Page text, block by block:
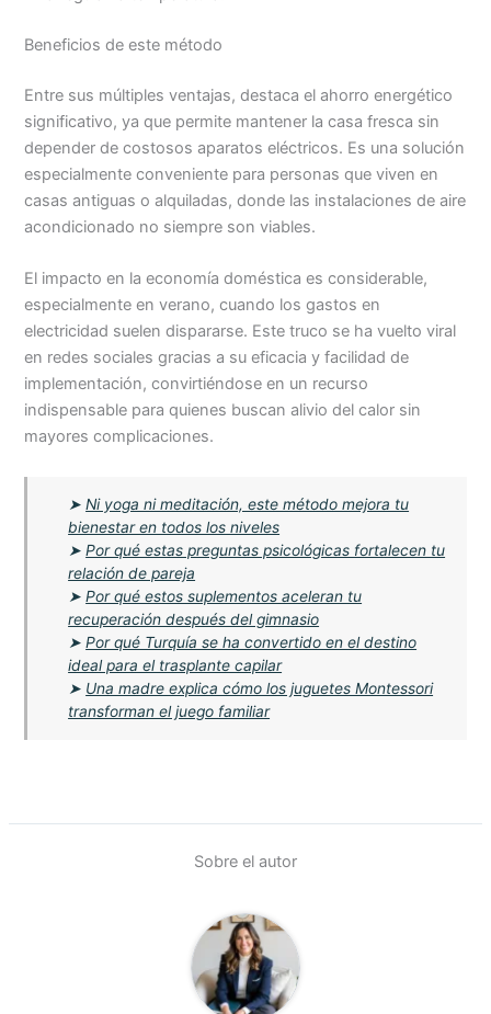
Beneficios de este método
Entre sus múltiples ventajas, destaca el ahorro energético
significativo, ya que permite mantener la casa fresca sin
depender de costosos aparatos eléctricos. Es una solución
especialmente conveniente para personas que viven en
casas antiguas o alquiladas, donde las instalaciones de aire
acondicionado no siempre son viables.
El impacto en la economía doméstica es considerable,
especialmente en verano, cuando los gastos en
electricidad suelen dispararse. Este truco se ha vuelto viral
en redes sociales gracias a su eficacia y facilidad de
implementación, convirtiéndose en un recurso
indispensable para quienes buscan alivio del calor sin
mayores complicaciones.
➤Ni yoga ni meditación, este método mejora tu
bienestar en todos los niveles
➤Por qué estas preguntas psicológicas fortalecen tu
relación de pareja
➤Por qué estos suplementos aceleran tu
recuperación después del gimnasio
➤Por qué Turquía se ha convertido en el destino
ideal para el trasplante capilar
➤ Una madre explica cómo los juguetes Montessori
transforman el juego familiar
Sobre el autor